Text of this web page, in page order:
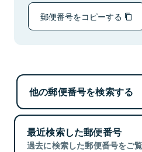
郵便番号をコピーする
他の郵便番号を検索する
最近検索した郵便番号
過去に検索した郵便番号をご